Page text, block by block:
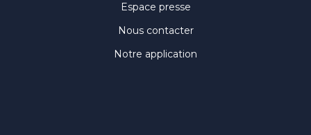
Espace presse
Nous contacter
Notre application